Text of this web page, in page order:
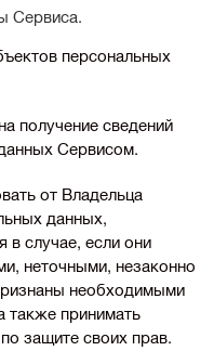
Сервиса.
персональных
получение сведений
Сервисом.
от Владельца
данных,
в случае, если они
неточными, незаконно
необходимыми
также принимать
защите своих прав.